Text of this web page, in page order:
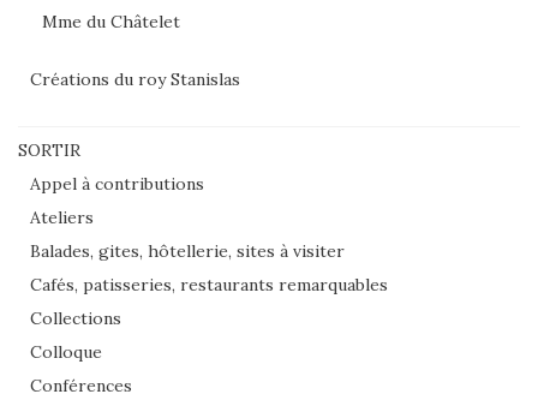
Mme du Châtelet
Créations du roy Stanislas
SORTIR
Appel à contributions
Ateliers
Balades, gites, hôtellerie, sites à visiter
Cafés, patisseries, restaurants remarquables
Collections
Colloque
Conférences